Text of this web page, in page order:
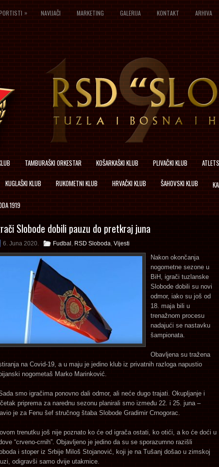
» NAVIJAČI MARKETING GALERIJA KONTAKT ARHIVA
TAMBURAŠKI ORKESTAR KOŠARKAŠKI KLUB PLIVAČKI KLUB
KUGLAŠKI KLUB RUKOMETNI KLUB HRVAČKI KLUB ŠAHOVSKI KLUB
1919
Slobode dobili pauzu do pretkraj juna
6. Juna 2020. Fudbal , RSD Sloboda, Vijesti
Nakon okončanja
nogometne sezone u
BiH, igrači tuzlanske
Slobode dobili su novi
odmor, iako su još od
18. maja bili u
trenažnom procesu
nadajući se nastavku
šampionata.
Obavljena su tražena
na Covid-19, a u maju je jedino klub iz privatnih razloga napustio
nogometaš Marko Marinković.
smo igračima ponovno dali odmor, ali neće dugo trajati. Okupljanje i
priprema za narednu sezonu planirali smo između 22. i 25. juna –
je za Fenu šef stručnog štaba Slobode Gradimir Crnogorac.
trenutku još nije poznato ko će od igrača ostati, ko otići, a ko će doći u
“crveno-crnih”. Objavljeno je jedino da su se sporazumno razišli
i stoper iz Srbije Miloš Stojanović, koji je na Tušanj došao u zimskoj
odigravši samo dvije utakmice.